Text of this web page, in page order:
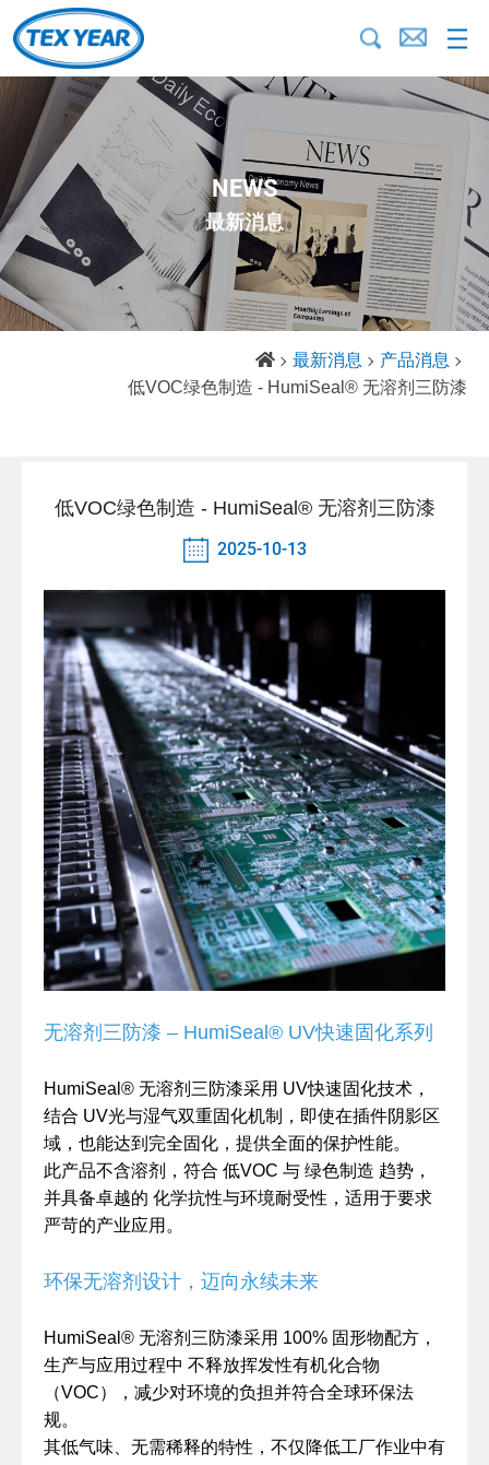
NEWS
最新消息
最新消息
产品消息
低VOC绿色制造 - HumiSeal® 无溶剂三防漆
低VOC绿色制造 - HumiSeal® 无溶剂三防漆
2025-10-13
无溶剂三防漆 – HumiSeal® UV快速固化系列
HumiSeal® 无溶剂三防漆采用 UV快速固化技术，
结合 UV光与湿气双重固化机制，即使在插件阴影区
域，也能达到完全固化，提供全面的保护性能。
此产品不含溶剂，符合 低VOC 与 绿色制造 趋势，
并具备卓越的 化学抗性与环境耐受性，适用于要求
严苛的产业应用。
环保无溶剂设计，迈向永续未来
HumiSeal® 无溶剂三防漆采用 100% 固形物配方，
生产与应用过程中 不释放挥发性有机化合物
（VOC），减少对环境的负担并符合全球环保法
规。
其低气味、无需稀释的特性，不仅降低工厂作业中有